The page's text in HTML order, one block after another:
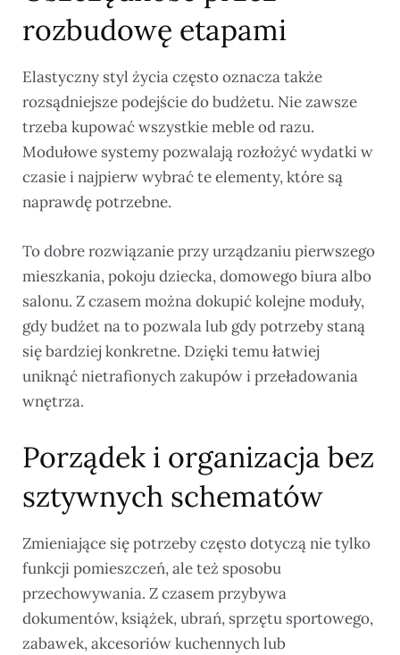
rozbudowę etapami
Elastyczny styl życia często oznacza także
rozsądniejsze podejście do budżetu. Nie zawsze
trzeba kupować wszystkie meble od razu.
Modułowe systemy pozwalają rozłożyć wydatki w
czasie i najpierw wybrać te elementy, które są
naprawdę potrzebne.
To dobre rozwiązanie przy urządzaniu pierwszego
mieszkania, pokoju dziecka, domowego biura albo
salonu. Z czasem można dokupić kolejne moduły,
gdy budżet na to pozwala lub gdy potrzeby staną
się bardziej konkretne. Dzięki temu łatwiej
uniknąć nietrafionych zakupów i przeładowania
wnętrza.
Porządek i organizacja bez
sztywnych schematów
Zmieniające się potrzeby często dotyczą nie tylko
funkcji pomieszczeń, ale też sposobu
przechowywania. Z czasem przybywa
dokumentów, książek, ubrań, sprzętu sportowego,
zabawek, akcesoriów kuchennych lub